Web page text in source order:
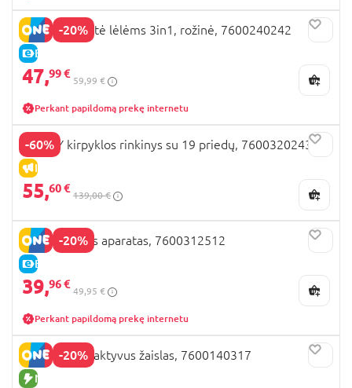
-20%
E-KAINA
SMOBY kėdutė lėlėms 3in1, rožinė, 7600240242
47,99 €
59,99 €
Perkant papildomą prekę internetu
-60%
IŠPARDAVIMAS
SMOBY kirpyklos rinkinys su 19 priedų, 7600320243
55,60 €
139,00 €
-20%
E-KAINA
SMOBY kavos aparatas, 7600312512
39,96 €
49,95 €
Perkant papildomą prekę internetu
-20%
NAUJA PREKĖ
SMOBY interaktyvus žaislas, 7600140317